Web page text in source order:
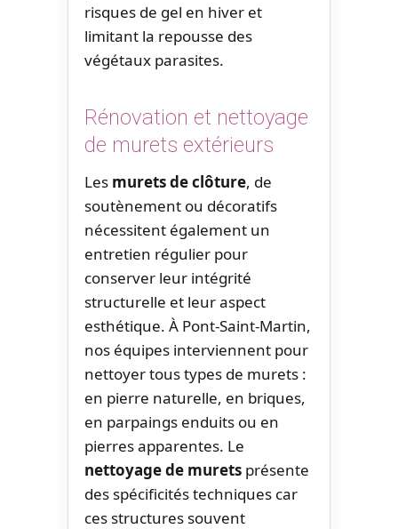
risques de gel en hiver et
limitant la repousse des
végétaux parasites.
Rénovation et nettoyage
de murets extérieurs
Les murets de clôture, de
soutènement ou décoratifs
nécessitent également un
entretien régulier pour
conserver leur intégrité
structurelle et leur aspect
esthétique. À Pont-Saint-Martin,
nos équipes interviennent pour
nettoyer tous types de murets :
en pierre naturelle, en briques,
en parpaings enduits ou en
pierres apparentes. Le
nettoyage de murets présente
des spécificités techniques car
ces structures souvent